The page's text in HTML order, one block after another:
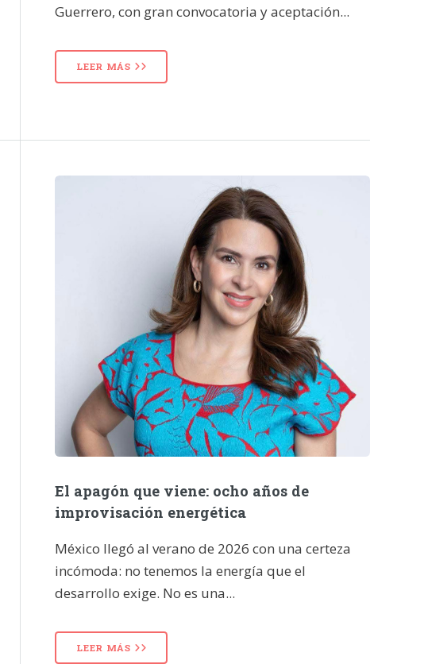
Guerrero, con gran convocatoria y aceptación...
LEER MÁS
El apagón que viene: ocho años de
improvisación energética
México llegó al verano de 2026 con una certeza
incómoda: no tenemos la energía que el
desarrollo exige. No es una...
LEER MÁS